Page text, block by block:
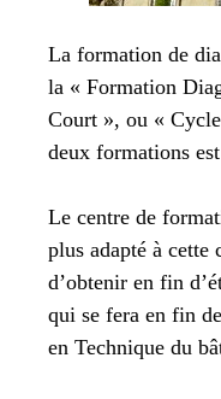
La formation de
la « Formation
Court », ou «
deux formations
Le centre de
plus adapté à cette
d’obtenir en fin
qui se fera en fin
en Technique du